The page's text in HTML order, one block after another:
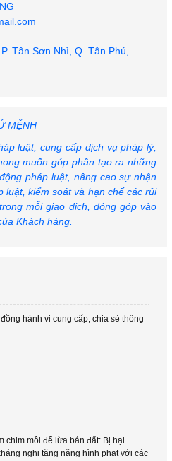
Tân Sơn Nhì, Q. Tân Phú,
MỆNH
luật, cung cấp dịch vụ pháp lý,
muốn góp phần tạo ra những
pháp luật, nâng cao sự nhận
luật, kiểm soát và hạn chế các rủi
mỗi giao dịch, đóng góp vào
Khách hàng.
Ông Trùm lãnh 3 năm tù vì đăng
miền
thẻ ATM đồng nghiệp rồi đi rút tiền
túm tóc, đánh hội đồng bạn học
hành vi cung cấp, chia sẻ thông
chim mồi để lừa bán đất: Bị hại
nghị tăng nặng hình phạt với các